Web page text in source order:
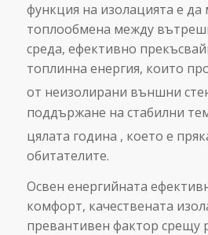
функция на изолацията е
топлообмена между
среда, ефективно
топлинна енергия, които
от неизолирани външни
поддържане на стабилни
цялата година , което е
обитателите.
Освен енергийната
комфорт, качествената
превантивен фактор срещу